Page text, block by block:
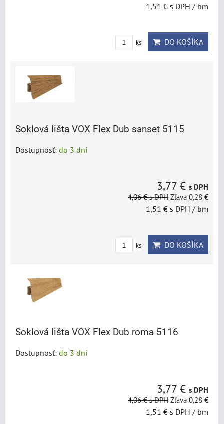
1,51 € s DPH / bm
ks DO KOŠÍKA
Soklová lišta VOX Flex Dub sanset 5115
Dostupnosť: do 3 dní
3,77 € s DPH
4,06 €s DPH Zľava 0,28 €
1,51 € s DPH / bm
ks DO KOŠÍKA
Soklová lišta VOX Flex Dub roma 5116
Dostupnosť: do 3 dní
3,77 € s DPH
4,06 €s DPH Zľava 0,28 €
1,51 € s DPH / bm